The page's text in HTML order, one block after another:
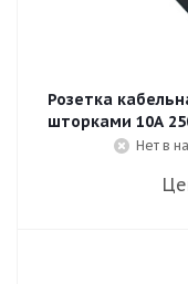
Розетка
шторками 10A
Нет в